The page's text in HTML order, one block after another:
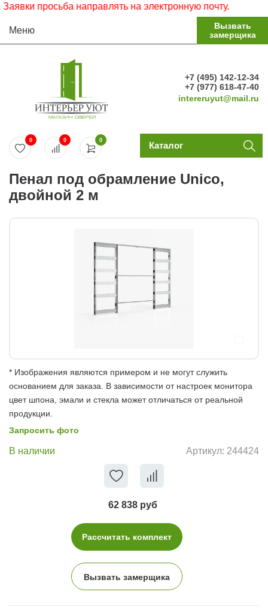
просьба направлять на электронную почту.
Меню
Вызвать
замерщика
+7 (495) 142-12-34
+7 (977) 618-47-40
intereruyut@mail.ru
0
0 0 Каталог
Пенал под обрамление Unico,
двойной 2 м
* Изображения являются примером и не могут служить
основанием для заказа. В зависимости от настроек монитора
цвет шпона, эмали и стекла может отличаться от реальной
продукции.
Запросить фото
В наличии Артикул: 244424
62 838 руб
Рассчитать комплект
Вызвать замерщика